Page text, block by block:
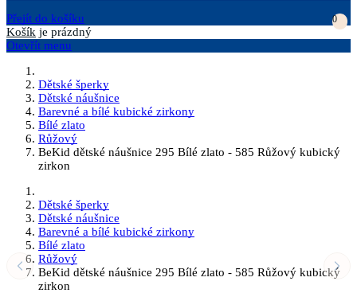
Přejít do košíku
0
Košík je prázdný
Otevřít menu
Dětské šperky
Dětské náušnice
Barevné a bílé kubické zirkony
Bílé zlato
Růžový
BeKid dětské náušnice 295 Bílé zlato - 585 Růžový kubický
zirkon
Dětské šperky
Dětské náušnice
Barevné a bílé kubické zirkony
Bílé zlato
Růžový
BeKid dětské náušnice 295 Bílé zlato - 585 Růžový kubický
zirkon